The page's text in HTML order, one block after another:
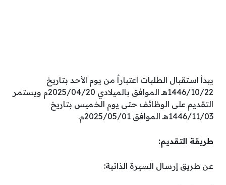
يبدأ استقبال الطلبات اعتباراً من يوم الأحد بتاريخ
1446/10/22هـ الموافق بالميلادي 2025/04/20م ويستمر
التقديم على الوظائف حتى يوم الخميس بتاريخ
1446/11/03هـ الموافق 2025/05/01م.
طريقة التقديم:
عن طريق إرسال السيرة الذاتية: